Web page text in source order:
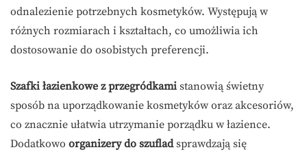
odnalezienie potrzebnych kosmetyków. Występują w
różnych rozmiarach i kształtach, co umożliwia ich
dostosowanie do osobistych preferencji.
Szafki łazienkowe z przegródkami stanowią świetny
sposób na uporządkowanie kosmetyków oraz akcesoriów,
co znacznie ułatwia utrzymanie porządku w łazience.
Dodatkowo organizery do szufladsprawdzają się